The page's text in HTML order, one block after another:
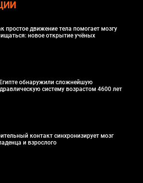
простое движение тела помогает мозгу
новое открытие учёных
обнаружили сложнейшую
систему возрастом 4600 лет
контакт синхронизирует мозг
и взрослого